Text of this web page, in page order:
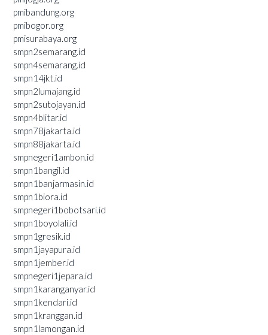
pmibandung.org
pmibogor.org
pmisurabaya.org
smpn2semarang.id
smpn4semarang.id
smpn14jkt.id
smpn2lumajang.id
smpn2sutojayan.id
smpn4blitar.id
smpn78jakarta.id
smpn88jakarta.id
smpnegeri1ambon.id
smpn1bangil.id
smpn1banjarmasin.id
smpn1biora.id
smpnegeri1bobotsari.id
smpn1boyolali.id
smpn1gresik.id
smpn1jayapura.id
smpn1jember.id
smpnegeri1jepara.id
smpn1karanganyar.id
smpn1kendari.id
smpn1kranggan.id
smpn1lamongan.id